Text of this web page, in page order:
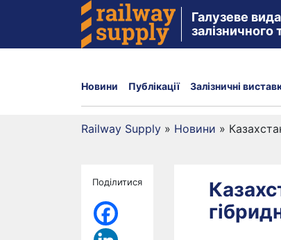
Галузеве
залізничного
Новини Публікації Залізничні
Railway Supply » Новини »
Поділитися